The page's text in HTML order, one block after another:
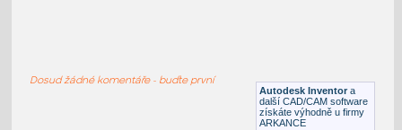
Profile 20x20-1S
Autodesk Inventor a
další CAD/CAM software
získáte výhodně u firmy
ARKANCE
Dosud žádné komentáře - buďte první